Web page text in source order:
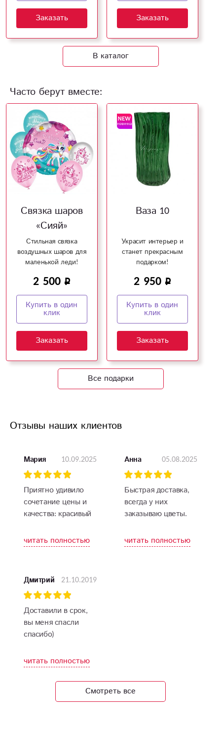
Заказать Заказать
В каталог
Часто берут вместе:
Связка шаров
«Сияй»
Стильная связка
воздушных шаров для
маленькой леди!
2 500
Купить в один
клик
Заказать
Ваза 10
Украсит интерьер и
станет прекрасным
подарком!
2 950
Купить в один
клик
Заказать
Все подарки
Отзывы наших клиентов
Мария 10.09.2025
Приятно удивило
сочетание цены и
качества: красивый
цене и
своевременная
читать полностью
Анна 05.08.2025
Быстрая доставка,
всегда у них
заказываю цветы.
читать полностью
Дмитрий 21.10.2019
Доставили в срок,
вы меня спасли
спасибо)
читать полностью
Смотреть все